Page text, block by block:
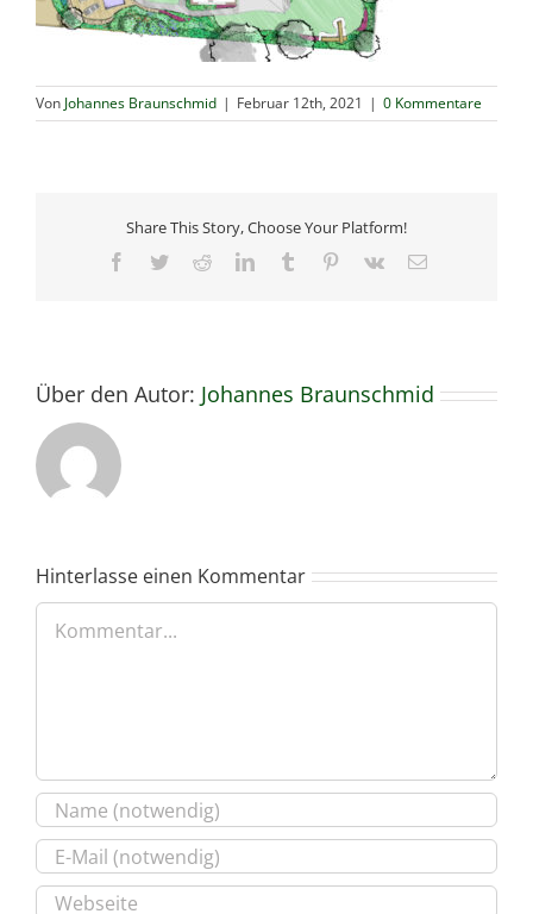
Von Johannes Braunschmid | Februar 12th, 2021 | 0 Kommentare
Share This Story, Choose Your Platform!
Facebook
TwitterRedditLinkedInTumblr Pinterest
Vk
E-
Über den Autor: Johannes Braunschmid
Hinterlasse einen Kommentar
Kommentar